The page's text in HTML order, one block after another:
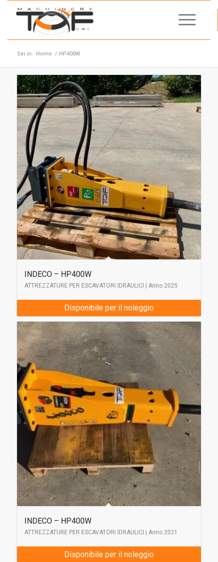
Sei in: Home / HP400W
INDECO – HP400W
ATTREZZATURE PER ESCAVATORI IDRAULICI | Anno 2025
Disponibile per il noleggio
INDECO – HP400W
ATTREZZATURE PER ESCAVATORI IDRAULICI | Anno 2021
Disponibile per il noleggio